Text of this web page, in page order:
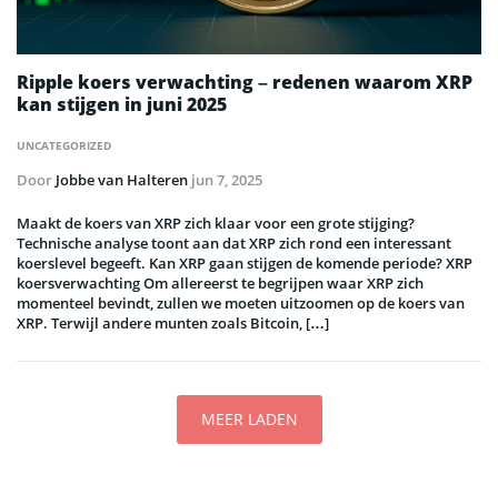
UNCATEGORIZED
Ripple koers verwachting – redenen waarom XRP
kan stijgen in juni 2025
Door Jobbe van Halteren jun 7, 2025
Maakt de koers van XRP zich klaar voor een grote stijging?
Technische analyse toont aan dat XRP zich rond een interessant
koerslevel begeeft. Kan XRP gaan stijgen de komende periode? XRP
koersverwachting Om allereerst te begrijpen waar XRP zich
momenteel bevindt, zullen we moeten uitzoomen op de koers van
XRP. Terwijl andere munten zoals Bitcoin, […]
MEER LADEN